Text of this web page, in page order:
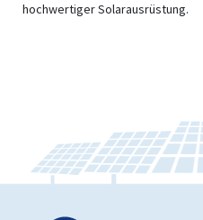
hochwertiger Solarausrüstung.